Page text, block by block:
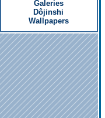
Galeries
Dôjinshi
Wallpapers